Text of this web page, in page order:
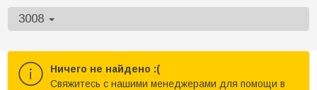
3008
Ничего не найдено :(
Cвяжитесь с нашими менеджерами для помощи в